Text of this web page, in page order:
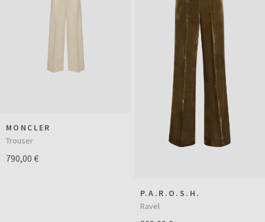
MONCLER
Trouser
790,00 €
P.A.R.O.S.H.
Ravel